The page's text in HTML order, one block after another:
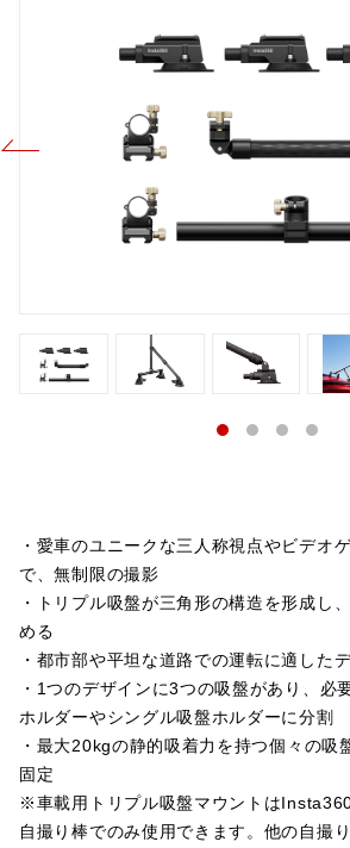
・愛車のユニークな三人称視点やビデオ
で、無制限の撮影
・トリプル吸盤が三角形の構造を形成し
める
・都市部や平坦な道路での運転に適した
・1つのデザインに3つの吸盤があり、必
ホルダーやシングル吸盤ホルダーに分割
・最大20kgの静的吸着力を持つ個々の吸
固定
※車載用トリプル吸盤マウントは
自撮り棒でのみ使用できます。他の自撮